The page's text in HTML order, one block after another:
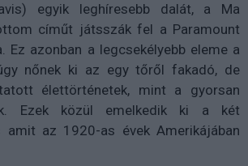
egyik leghíresebb dalát, a Ma
címűt játsszák fel a Paramount
Ez azonban a legcsekélyebb eleme a
nőnek ki az egy tőről fakadó, de
élettörténetek, mint a gyorsan
Ezek közül emelkedik ki a két
amit az 1920-as évek Amerikájában